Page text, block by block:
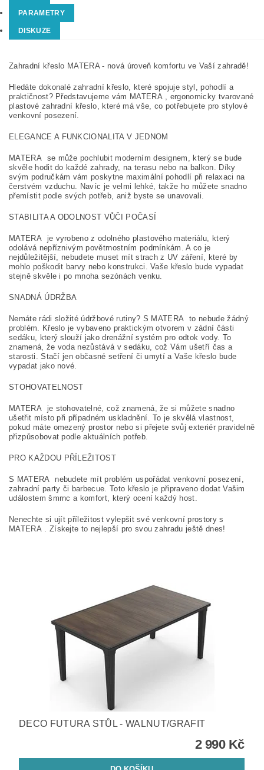
PARAMETRY
DISKUZE
Zahradní křeslo MATERA - nová úroveň komfortu ve Vaší zahradě!
Hledáte dokonalé zahradní křeslo, které spojuje styl, pohodlí a
praktičnost? Představujeme vám MATERA , ergonomicky tvarované
plastové zahradní křeslo, které má vše, co potřebujete pro stylové
venkovní posezení.
ELEGANCE A FUNKCIONALITA V JEDNOM
MATERA se může pochlubit moderním designem, který se bude
skvěle hodit do každé zahrady, na terasu nebo na balkon. Díky
svým područkám vám poskytne maximální pohodlí při relaxaci na
čerstvém vzduchu. Navíc je velmi lehké, takže ho můžete snadno
přemístit podle svých potřeb, aniž byste se unavovali.
STABILITA A ODOLNOST VŮČI POČASÍ
MATERA je vyrobeno z odolného plastového materiálu, který
odolává nepříznivým povětrnostním podmínkám. A co je
nejdůležitější, nebudete muset mít strach z UV záření, které by
mohlo poškodit barvy nebo konstrukci. Vaše křeslo bude vypadat
stejně skvěle i po mnoha sezónách venku.
SNADNÁ ÚDRŽBA
Nemáte rádi složité údržbové rutiny? S MATERA to nebude žádný
problém. Křeslo je vybaveno praktickým otvorem v zádní části
sedáku, který slouží jako drenážní systém pro odtok vody. To
znamená, že voda nezůstává v sedáku, což Vám ušetří čas a
starosti. Stačí jen občasné setření či umytí a Vaše křeslo bude
vypadat jako nové.
STOHOVATELNOST
MATERA je stohovatelné, což znamená, že si můžete snadno
ušetřit místo při případném uskladnění. To je skvělá vlastnost,
pokud máte omezený prostor nebo si přejete svůj exteriér pravidelně
přizpůsobovat podle aktuálních potřeb.
PRO KAŽDOU PŘÍLEŽITOST
S MATERA nebudete mít problém uspořádat venkovní posezení,
zahradní party či barbecue. Toto křeslo je připraveno dodat Vašim
událostem šmrnc a komfort, který ocení každý host.
Nenechte si ujít příležitost vylepšit své venkovní prostory s
MATERA . Získejte to nejlepší pro svou zahradu ještě dnes!
DECO FUTURA STŮL - WALNUT/GRAFIT
2 990 Kč